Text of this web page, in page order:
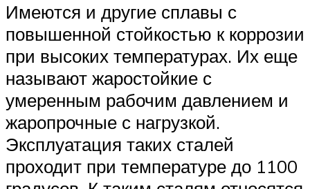
Имеются и другие сплавы с
повышенной стойкостью к коррозии
при высоких температурах. Их еще
называют жаростойкие с
умеренным рабочим давлением и
жаропрочные с нагрузкой.
Эксплуатация таких сталей
проходит при температуре до 1100